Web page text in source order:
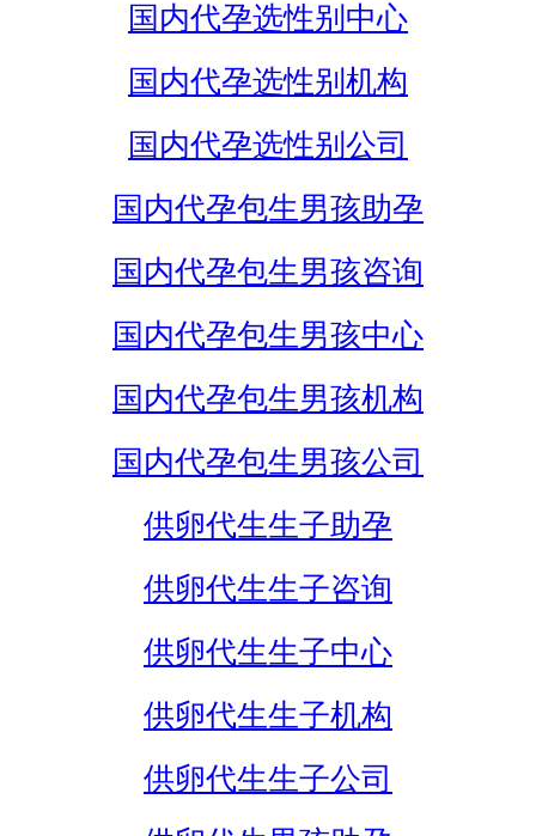
国内代孕选性别中心
国内代孕选性别机构
国内代孕选性别公司
国内代孕包生男孩助孕
国内代孕包生男孩咨询
国内代孕包生男孩中心
国内代孕包生男孩机构
国内代孕包生男孩公司
供卵代生生子助孕
供卵代生生子咨询
供卵代生生子中心
供卵代生生子机构
供卵代生生子公司